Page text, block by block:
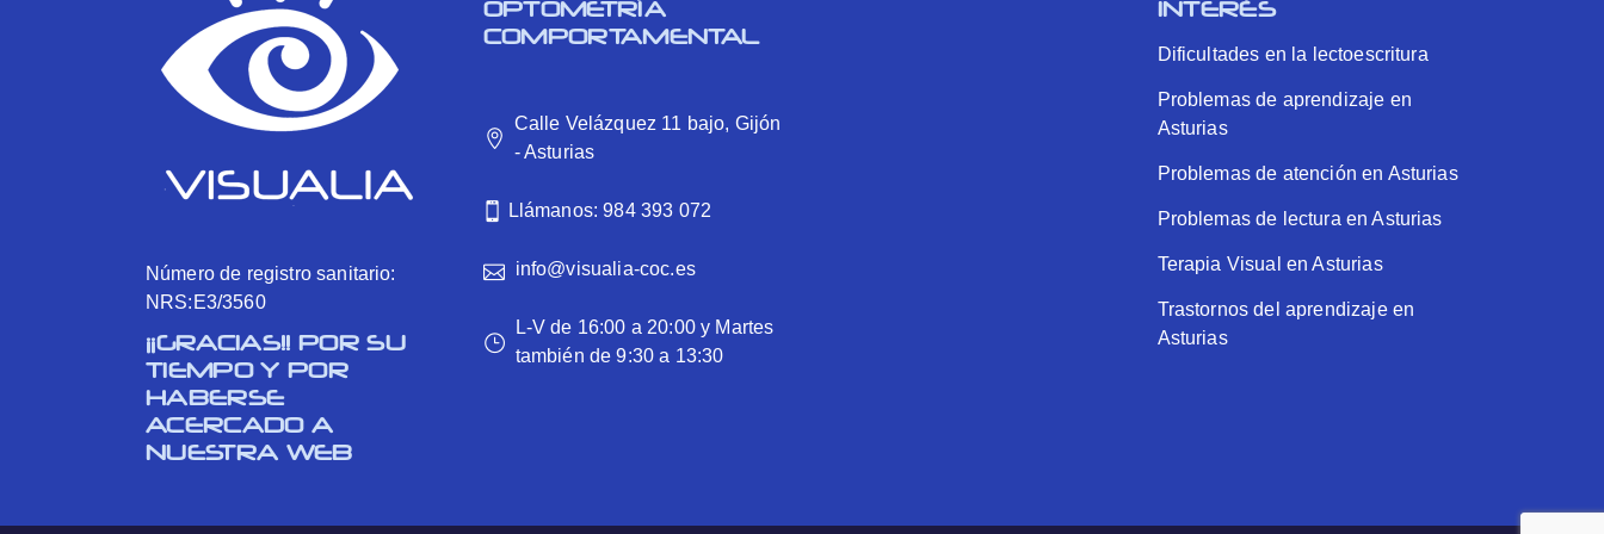
Número de registro sanitario:
NRS:E3/3560
¡¡GRACIAS!! POR SU
TIEMPO Y POR
HABERSE
ACERCADO A
NUESTRA WEB
OPTOMETRÍA
COMPORTAMENTAL
Calle Velázquez 11 bajo, Gijón
- Asturias
Llámanos: 984 393 072
info@visualia-coc.es
L-V de 16:00 a 20:00 y Martes
también de 9:30 a 13:30
INTERÉS
Dificultades en la lectoescritura
Problemas de aprendizaje en
Asturias
Problemas de atención en Asturias
Problemas de lectura en Asturias
Terapia Visual en Asturias
Trastornos del aprendizaje en
Asturias